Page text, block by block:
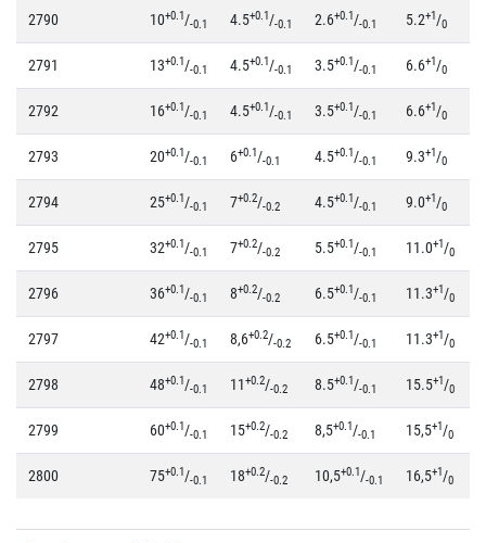
2790 10+0.1/-0.1 4.5+0.1/-0.1 2.6+0.1/-0.1 5.2+1/0
2791 13+0.1/-0.1 4.5+0.1/-0.1 3.5+0.1/-0.1 6.6+1/0
2792 16+0.1/-0.1 4.5+0.1/-0.1 3.5+0.1/-0.1 6.6+1/0
2793 20+0.1/-0.1 6+0.1/-0.1 4.5+0.1/-0.1 9.3+1/0
2794 25+0.1/-0.1 7+0.2/-0.2 4.5+0.1/-0.1 9.0+1/0
2795 32+0.1/-0.1 7+0.2/-0.2 5.5+0.1/-0.1 11.0+1/0
2796 36+0.1/-0.1 8+0.2/-0.2 6.5+0.1/-0.1 11.3+1/0
2797 42+0.1/-0.1 8,6+0.2/-0.2 6.5+0.1/-0.1 11.3+1/0
2798 48+0.1/-0.1 11+0.2/-0.2 8.5+0.1/-0.1 15.5+1/0
2799 60+0.1/-0.1 15+0.2/-0.2 8,5+0.1/-0.1 15,5+1/0
2800 75+0.1/-0.1 18+0.2/-0.2 10,5+0.1/-0.1 16,5+1/0